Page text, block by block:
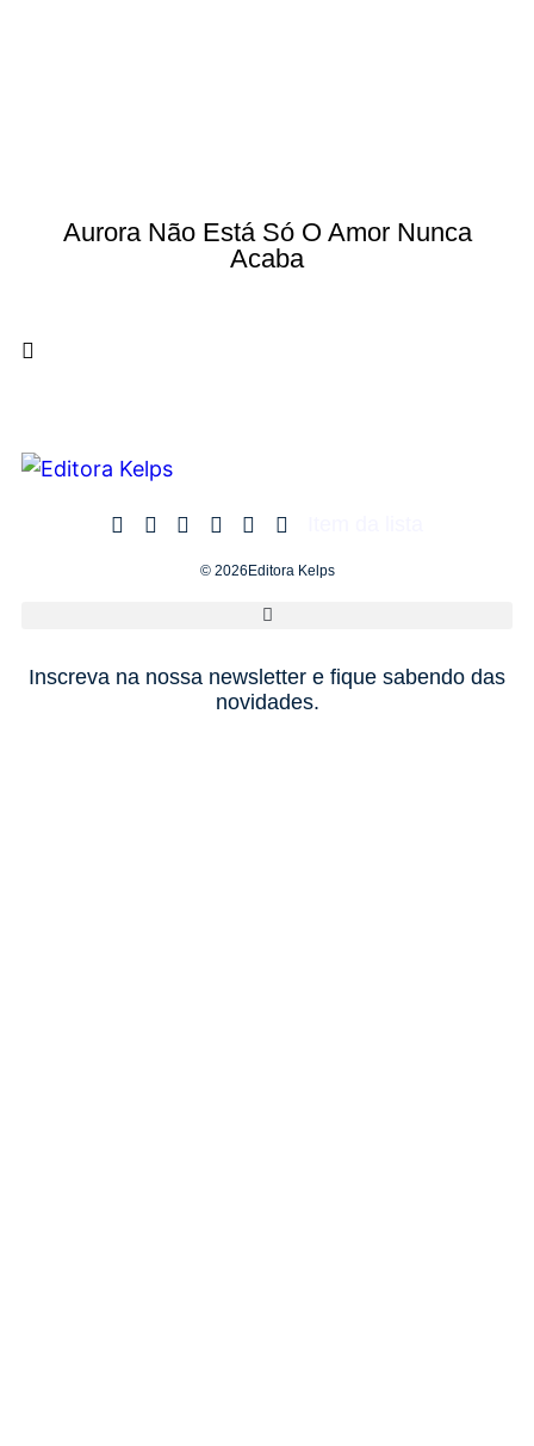
Aurora Não Está Só O Amor Nunca
Acaba
© 2026Editora Kelps
Inscreva na nossa newsletter e fique sabendo das
novidades.